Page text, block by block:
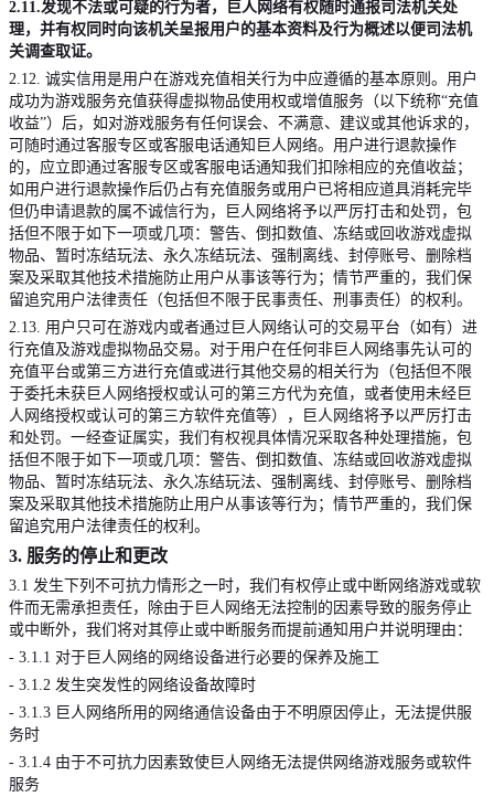
2.11.发现不法或可疑的行为者，巨人网络有权随时通报司法机关处
理，并有权同时向该机关呈报用户的基本资料及行为概述以便司法机
关调查取证。
2.12.诚实信用是用户在游戏充值相关行为中应遵循的基本原则。用户
成功为游戏服务充值获得虚拟物品使用权或增值服务（以下统称“充值
收益”）后，如对游戏服务有任何误会、不满意、建议或其他诉求的，
可随时通过客服专区或客服电话通知巨人网络。用户进行退款操作
的，应立即通过客服专区或客服电话通知我们扣除相应的充值收益；
如用户进行退款操作后仍占有充值服务或用户已将相应道具消耗完毕
但仍申请退款的属不诚信行为，巨人网络将予以严厉打击和处罚，包
括但不限于如下一项或几项：警告、倒扣数值、冻结或回收游戏虚拟
物品、暂时冻结玩法、永久冻结玩法、强制离线、封停账号、删除档
案及采取其他技术措施防止用户从事该等行为；情节严重的，我们保
留追究用户法律责任（包括但不限于民事责任、刑事责任）的权利。
2.13. 用户只可在游戏内或者通过巨人网络认可的交易平台（如有）进
行充值及游戏虚拟物品交易。对于用户在任何非巨人网络事先认可的
充值平台或第三方进行充值或进行其他交易的相关行为（包括但不限
于委托未获巨人网络授权或认可的第三方代为充值，或者使用未经巨
人网络授权或认可的第三方软件充值等），巨人网络将予以严厉打击
和处罚。一经查证属实，我们有权视具体情况采取各种处理措施，包
括但不限于如下一项或几项：警告、倒扣数值、冻结或回收游戏虚拟
物品、暂时冻结玩法、永久冻结玩法、强制离线、封停账号、删除档
案及采取其他技术措施防止用户从事该等行为；情节严重的，我们保
留追究用户法律责任的权利。
3. 服务的停止和更改
3.1发生下列不可抗力情形之一时，我们有权停止或中断网络游戏或软
件而无需承担责任，除由于巨人网络无法控制的因素导致的服务停止
或中断外，我们将对其停止或中断服务而提前通知用户并说明理由：
- 3.1.1 对于巨人网络的网络设备进行必要的保养及施工
- 3.1.2发生突发性的网络设备故障时
- 3.1.3 巨人网络所用的网络通信设备由于不明原因停止，无法提供服
务时
- 3.1.4 由于不可抗力因素致使巨人网络无法提供网络游戏服务或软件
服务